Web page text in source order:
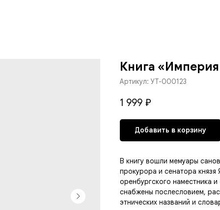
Книга «Империя
Артикул: УТ-000123
1 999 ₽
Добавить в корзину
В книгу вошли мемуары
прокурора и сенатора
оренбургского наместника
снабжены послесловием,
этнических названий и